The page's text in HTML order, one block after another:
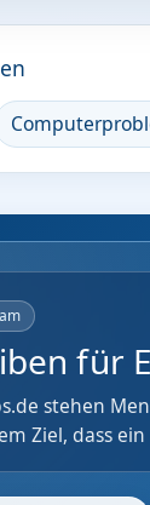
für
stehen
Ziel, dass